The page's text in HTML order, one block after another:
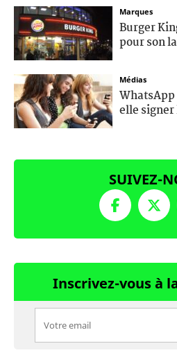
Marques
Burger
pour son
Médias
elle
SUIVEZ-
Inscrivez-vous à